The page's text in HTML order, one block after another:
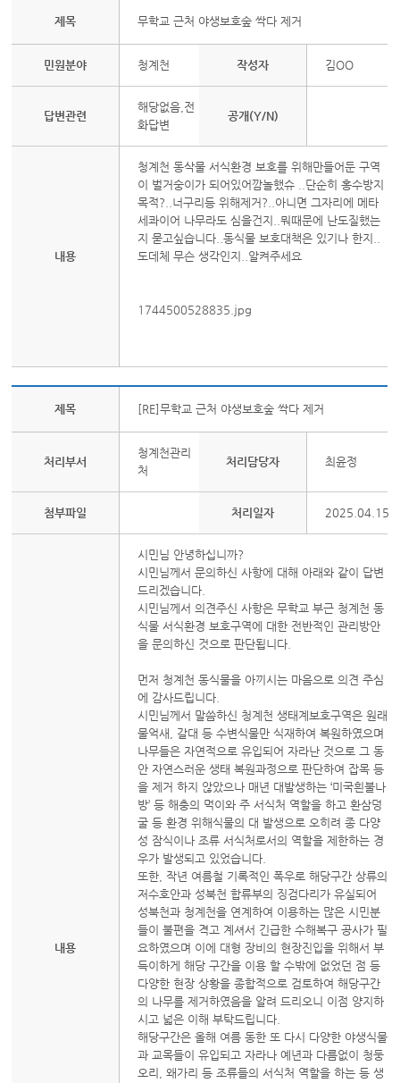
제목 무학교 근처 야생보호숲 싹다 제거
민원분야 청계천 작성자 김OO
답변관련
해당없음,전
화답변
공개(Y/N)
내용
청계천 동삭물 서식환경 보호를 위해만들어둔 구역
이 벌거숭이가 되어있어깜놀했슈 ..단순히 홍수방지
목적?..너구리등 위해제거?..아니면 그자리에 메타
세콰이어 나무라도 심을건지..뭐때문에 난도질했는
지 묻고싶습니다..동식물 보호대책은 있기나 한지..
도데체 무슨 생각인지..알켜주세요
1744500528835.jpg
제목 [RE]무학교 근처 야생보호숲 싹다 제거
처리부서
청계천관리
처
처리담당자 최윤정
첨부파일 처리일자 2025.04.15
내용
시민님 안녕하십니까?
시민님께서 문의하신 사항에 대해 아래와 같이 답변
드리겠습니다.
시민님께서 의견주신 사항은 무학교 부근 청계천 동
식물 서식환경 보호구역에 대한 전반적인 관리방안
을 문의하신 것으로 판단됩니다.
먼저 청계천 동식물을 아끼시는 마음으로 의견 주심
에 감사드립니다.
시민님께서 말씀하신 청계천 생태계보호구역은 원래
물억새, 갈대 등 수변식물만 식재하여 복원하였으며
나무들은 자연적으로 유입되어 자라난 것으로 그 동
안 자연스러운 생태 복원과정으로 판단하여 잡목 등
을 제거 하지 않았으나 매년 대발생하는 ‘미국흰불나
방’ 등 해충의 먹이와 주 서식처 역할을 하고 환삼덩
굴 등 환경 위해식물의 대 발생으로 오히려 종 다양
성 잠식이나 조류 서식처로서의 역할을 제한하는 경
우가 발생되고 있었습니다.
또한, 작년 여름철 기록적인 폭우로 해당구간 상류의
저수호안과 성북천 합류부의 징검다리가 유실되어
성북천과 청계천을 연계하여 이용하는 많은 시민분
들이 불편을 격고 계셔서 긴급한 수해복구 공사가 필
요하였으며 이에 대형 장비의 현장진입을 위해서 부
득이하게 해당 구간을 이용 할 수밖에 없었던 점 등
다양한 현장 상황을 종합적으로 검토하여 해당구간
의 나무를 제거하였음을 알려 드리오니 이점 양지하
시고 넓은 이해 부탁드립니다.
해당구간은 올해 여름 동한 또 다시 다양한 야생식물
과 교목들이 유입되고 자라나 예년과 다름없이 청둥
오리, 왜가리 등 조류들의 서식처 역할을 하는 등 생